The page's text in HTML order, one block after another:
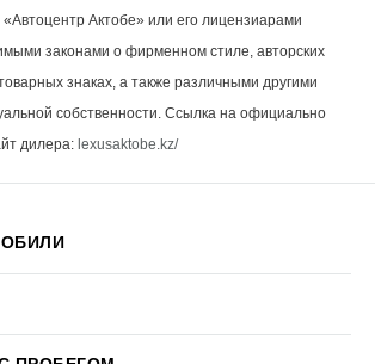
Актобе» или его лицензиарами
законами о фирменном стиле, авторских
знаках, а также различными другими
собственности. Ссылка на официально
дилера: lexusaktobe.kz/